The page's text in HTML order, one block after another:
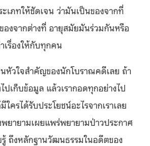
เภทให้ชัดเจน ว่ามันเป็นของจากที่
องจากต่างที่ อายุสมัยมันร่วมกันหรือ
เรื่องให้กับทุกคน
หัวใจสำคัญของนักโบราณคดีเลย ถ้า
ปเก็บข้อมูล แล้วเรากอดทุกอย่างไป
ครได้รับประโยชน์อะไรจากเราเลย
ยายามเผยแพร่พยายามป่าวประกาศ
ถึงหลักฐานวัฒนธรรมในอดีตของ